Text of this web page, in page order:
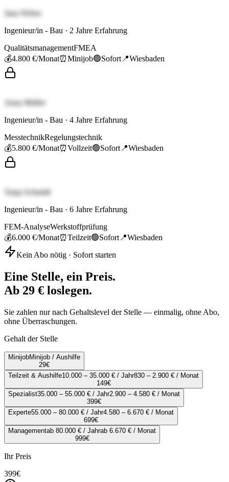
Jana Weber
Ingenieur/in - Bau · 2 Jahre Erfahrung
QualitätsmanagementFMEA
💰4.800 €/Monat⏰Minijob🟢Sofort 📍Wiesbaden
Anna Müller
Ingenieur/in - Bau · 4 Jahre Erfahrung
MesstechnikRegelungstechnik
💰5.800 €/Monat⏰Vollzeit🟢Sofort 📍Wiesbaden
Tanja Schmidt
Ingenieur/in - Bau · 6 Jahre Erfahrung
FEM-AnalyseWerkstoffprüfung
💰6.000 €/Monat⏰Teilzeit🟢Sofort 📍Wiesbaden
Kein Abo nötig · Sofort starten
Eine Stelle, ein Preis.
Ab 29 € loslegen.
Sie zahlen nur nach Gehaltslevel der Stelle — einmalig, ohne Abo,
ohne Überraschungen.
Gehalt der Stelle
MinijobMinijob / Aushilfe
29€
Teilzeit & Aushilfe10.000 – 35.000 € / Jahr830 – 2.900 € / Monat
149€
Spezialist35.000 – 55.000 € / Jahr2.900 – 4.580 € / Monat
399€
Experte55.000 – 80.000 € / Jahr4.580 – 6.670 € / Monat
699€
Managementab 80.000 € / Jahrab 6.670 € / Monat
999€
Ihr Preis
399€